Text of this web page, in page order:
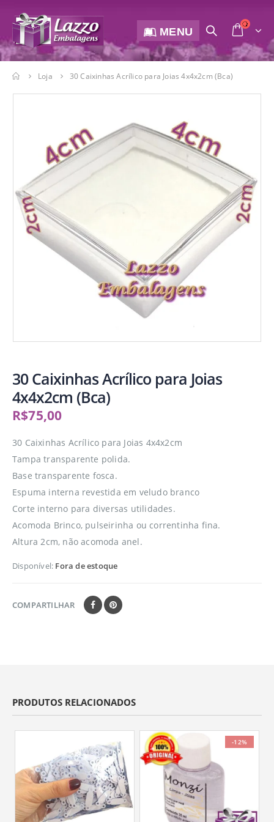
MENU
Loja 30 Caixinhas Acrílico para Joias 4x4x2cm (Bca)
30 Caixinhas Acrílico para Joias
4x4x2cm (Bca)
R$75,00
30 Caixinhas Acrílico para Joias 4x4x2cm
Tampa transparente polida.
Base transparente fosca.
Espuma interna revestida em veludo branco
Corte interno para diversas utilidades.
Acomoda Brinco, pulseirinha ou correntinha fina.
Altura 2cm, não acomoda anel.
Disponível: Fora de estoque
COMPARTILHAR
PRODUTOS RELACIONADOS
-12%